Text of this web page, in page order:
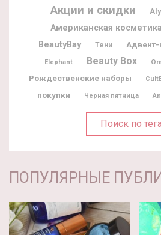
Акции и скидки
Американская косметика
BeautyBay
Тени
Elephant Beauty Box
Рождественские наборы
покупки
Черная пятница
Поиск по
ПОПУЛЯРНЫЕ